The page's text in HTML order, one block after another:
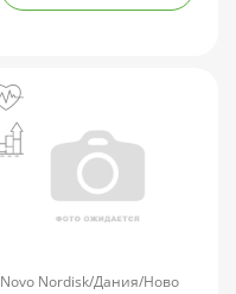
Novo Nordisk/Дания/Ново